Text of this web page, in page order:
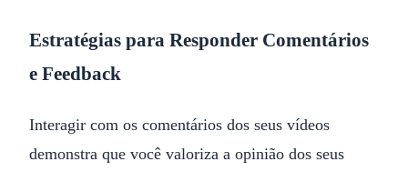
Estratégias para Responder Comentários
e Feedback
Interagir com os comentários dos seus vídeos
demonstra que você valoriza a opinião dos seus